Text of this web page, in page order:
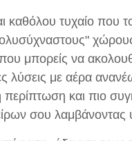
καθόλου τυχαίο
χώρους
μπορείς να
λύσεις με αέρα
περίπτωση και πιο
σου λαμβάνοντας